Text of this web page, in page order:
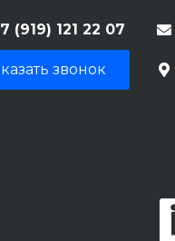
(919) 121 22 07
звонок